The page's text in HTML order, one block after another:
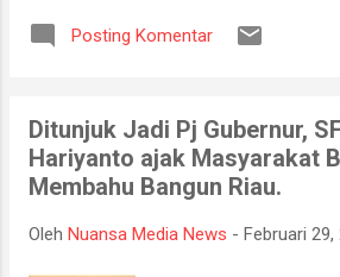
rata-rata mencapai 18-
menyebut sang istri
saya baru turun dari
Tanjung Priok. Nah, dia
Cempaka Putih. Ga jauh
orang berhenti ambil HP
Posting Komentar
Ditunjuk Jadi Pj Gubernur,
Hariyanto ajak Masyarakat
Membahu Bangun Riau.
Oleh Nuansa Media News - Februari 29,